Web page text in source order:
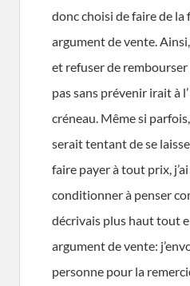
donc choisi de faire de
argument de vente.
et refuser de
pas sans prévenir irait à
créneau. Même si
serait tentant de se
faire payer à tout prix,
conditionner à penser
décrivais plus haut tout
argument de vente:
personne pour la